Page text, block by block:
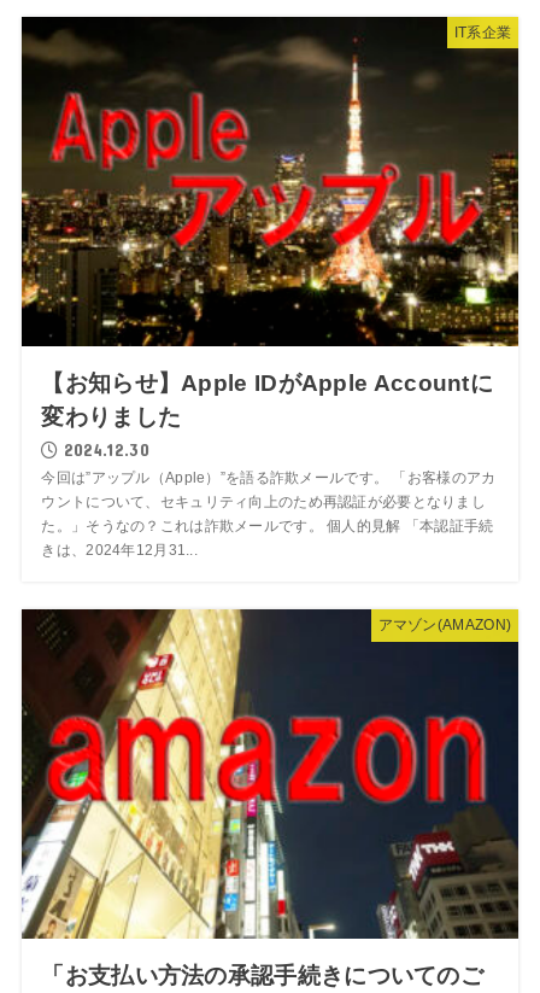
IT系企業
【お知らせ】Apple IDがApple Accountに
変わりました
2024.12.30
今回は”アップル（Apple）”を語る詐欺メールです。 「お客様のアカ
ウントについて、セキュリティ向上のため再認証が必要となりまし
た。」そうなの？これは詐欺メールです。 個人的見解 「本認証手続
きは、2024年12月31...
アマゾン(AMAZON)
「お支払い方法の承認手続きについてのご